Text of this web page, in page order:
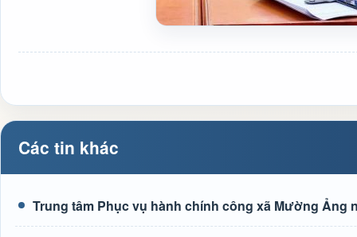
Các tin khác
Trung tâm Phục vụ hành chính công xã Mường Ảng